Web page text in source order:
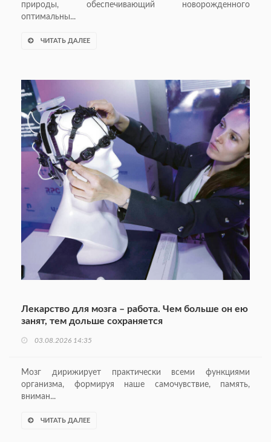
природы, обеспечивающий новорожденного
оптимальны...
ЧИТАТЬ ДАЛЕЕ
Лекарство для мозга – работа. Чем больше он ею
занят, тем дольше сохраняется
03.08.2026 14:35
Мозг дирижирует практически всеми функциями
организма, формируя наше самочувствие, память,
вниман...
ЧИТАТЬ ДАЛЕЕ